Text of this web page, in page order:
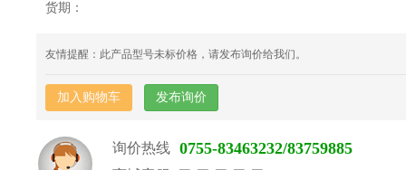
货期：
友情提醒：此产品型号未标价格，请发布询价给我们。
加入购物车 发布询价
询价热线 0755-83463232/83759885